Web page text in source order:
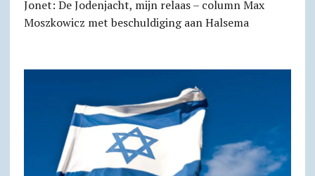
Jonet: De Jodenjacht, mijn relaas – column Max
Moszkowicz met beschuldiging aan Halsema